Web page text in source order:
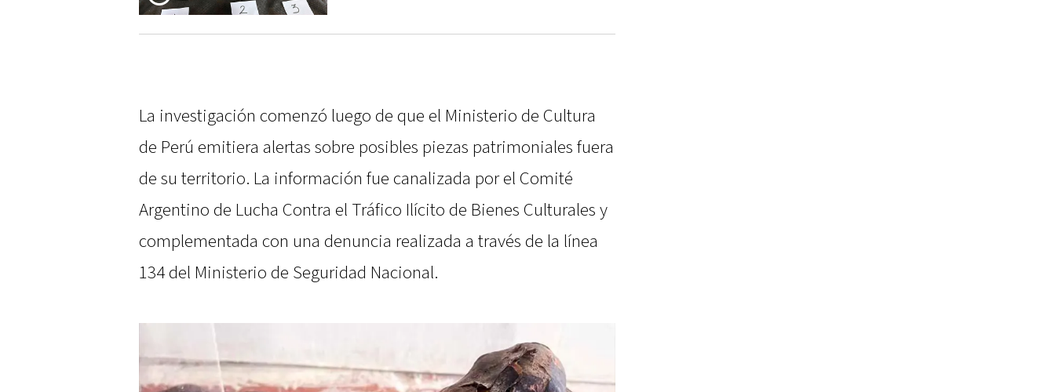
La investigación comenzó luego de que el Ministerio de Cultura
de Perú emitiera alertas sobre posibles piezas patrimoniales fuera
de su territorio. La información fue canalizada por el Comité
Argentino de Lucha Contra el Tráfico Ilícito de Bienes Culturales y
complementada con una denuncia realizada a través de la línea
134 del Ministerio de Seguridad Nacional.